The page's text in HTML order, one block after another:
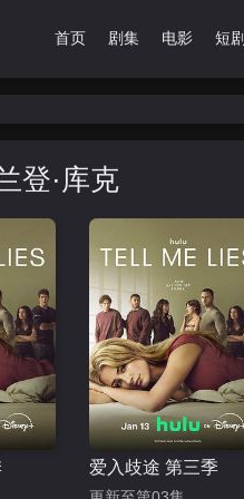
首页 剧集 电影 短剧
登·库克
爱入歧途 第三季